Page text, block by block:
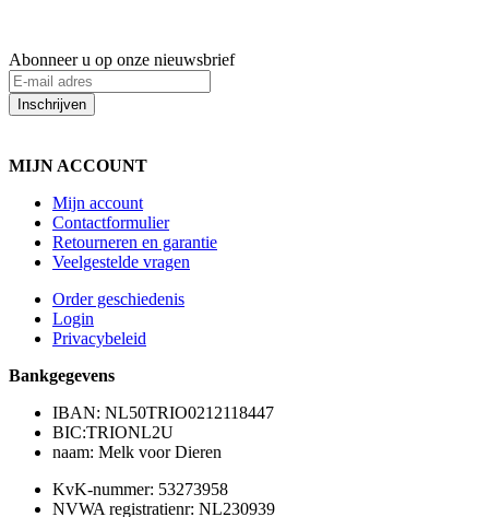
Abonneer u op onze nieuwsbrief
Inschrijven
MIJN ACCOUNT
Mijn account
Contactformulier
Retourneren en garantie
Veelgestelde vragen
Order geschiedenis
Login
Privacybeleid
Bankgegevens
IBAN: NL50TRIO0212118447
BIC:TRIONL2U
naam: Melk voor Dieren
KvK-nummer: 53273958
NVWA registratienr: NL230939